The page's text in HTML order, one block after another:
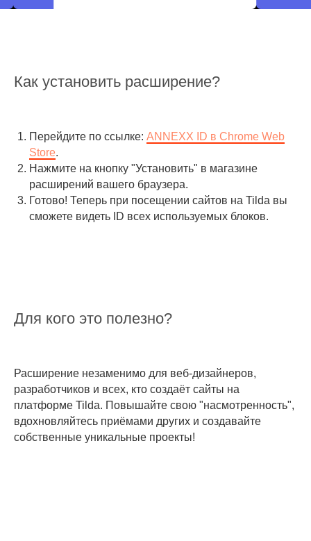
Как установить расширение?
Перейдите по ссылке: ANNEXX ID в Chrome Web
Store.
Нажмите на кнопку "Установить" в магазине
расширений вашего браузера.
Готово! Теперь при посещении сайтов на Tilda вы
сможете видеть ID всех используемых блоков.
Для кого это полезно?
Расширение незаменимо для веб-дизайнеров,
разработчиков и всех, кто создаёт сайты на
платформе Tilda. Повышайте свою "насмотренность",
вдохновляйтесь приёмами других и создавайте
собственные уникальные проекты!